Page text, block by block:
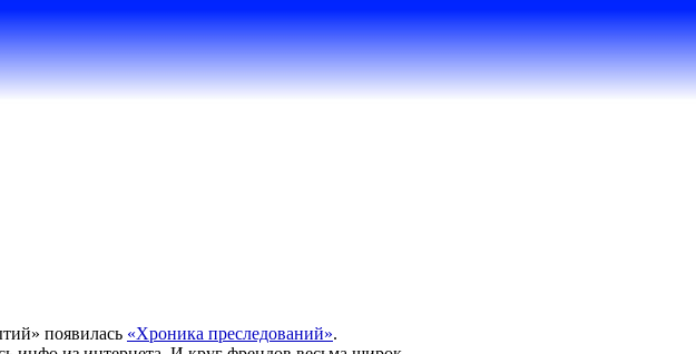
появилась «Хроника преследований».